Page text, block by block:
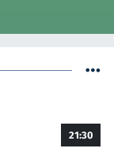
21:30